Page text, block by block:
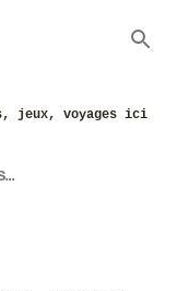
jeux, voyages ici